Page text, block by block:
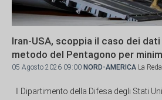
Iran-USA, scoppia il caso dei
metodo del Pentagono per
05 Agosto 2026 09:00 NORD-AMERICA La
Il Dipartimento della Difesa degli Stati